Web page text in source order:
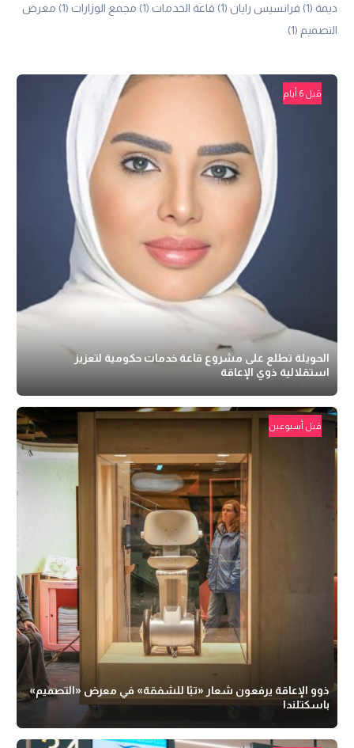
ديمة (1) فرانسيس رايان (1) قاعة الخدمات (1) مجمع الوزارات (1)
معرض
التصميم (1)
قبل 6 أيام
الحويلة تطلع على مشروع قاعة خدمات حكومية لتعزيز
استقلالية ذوي الإعاقة
قبل أسبوعين
ذوو الإعاقة يرفعون شعار «تبًا للشفقة» في معرض «التصميم»
باسكتلندا